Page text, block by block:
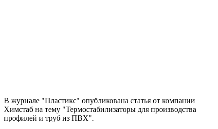
В журнале "Пластикс" опубликована статья от компании
Химстаб на тему "Термостабилизаторы для производства
профилей и труб из ПВХ".